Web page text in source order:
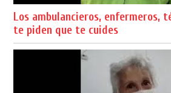
Los ambulancieros, enfermeros,
te piden que te cuides